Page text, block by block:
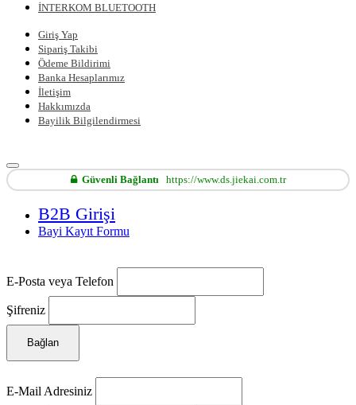
İNTERKOM BLUETOOTH
Giriş Yap
Sipariş Takibi
Ödeme Bildirimi
Banka Hesaplarımız
İletişim
Hakkımızda
Bayilik Bilgilendirmesi
Güvenli Bağlantı https://www.ds.jiekai.com.tr
B2B Girişi
Bayi Kayıt Formu
E-Posta veya Telefon
Şifreniz
Bağlan
E-Mail Adresiniz